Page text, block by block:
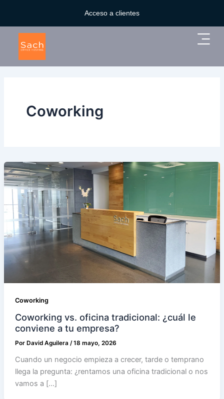
contenido
Acceso a clientes
Main
Coworking
Coworking
Coworking vs. oficina tradicional: ¿cuál le
conviene a tu empresa?
Por David Aguilera /18 mayo, 2026
Cuando un negocio empieza a crecer, tarde o temprano
llega la pregunta: ¿rentamos una oficina tradicional o nos
vamos a […]